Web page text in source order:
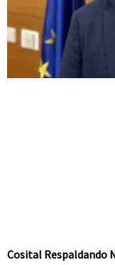
Cosital Respaldando